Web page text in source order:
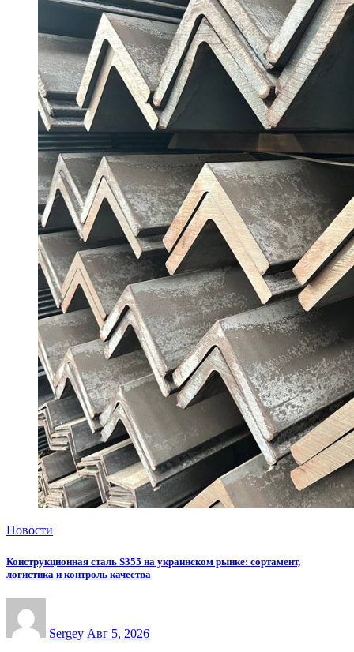
Новости
Конструкционная сталь S355 на украинском рынке: сортамент,
логистика и контроль качества
Sergey Авг 5, 2026